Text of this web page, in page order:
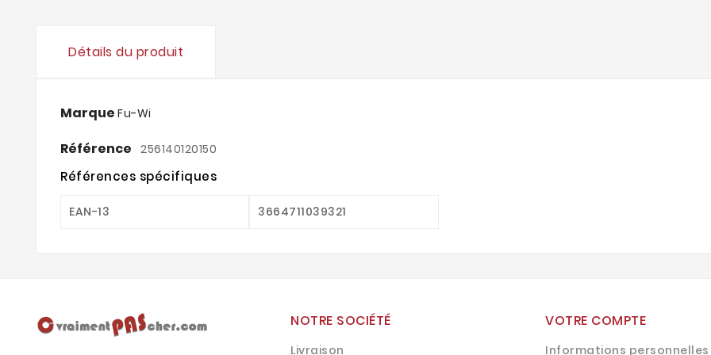
Détails du produit
Marque Fu-Wi
Référence 256140120150
Références spécifiques
EAN-13 3664711039321
NOTRE SOCIÉTÉ
Livraison
VOTRE COMPTE
Informations personnelles